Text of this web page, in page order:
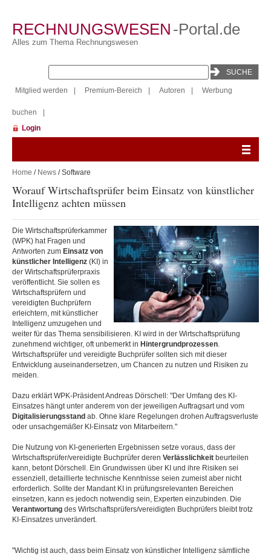
RECHNUNGSWESEN -Portal.de
Alles zum Thema Rechnungswesen
Mitglied werden Premium-Bereich Autoren Werbung
buchen
Login
Home / News / Software
Worauf Wirtschaftsprüfer beim Einsatz von künstlicher
Intelligenz achten müssen
Die Wirtschaftsprüferkammer
(WPK) hat Fragen und
Antworten zum Einsatz von
künstlicher Intelligenz (KI) in
der Wirtschaftsprüferpraxis
veröffentlicht. Sie sollen es
Wirtschaftsprüfern und
vereidigten Buchprüfern
erleichtern, mit künstlicher
Intelligenz umzugehen und
weiter für das Thema sensibilisieren. KI wird in der Wirtschaftsprüfung
zunehmend wichtiger, oft unbemerkt in Hintergrundprozessen.
Wirtschaftsprüfer und vereidigte Buchprüfer sollten sich mit dieser
Entwicklung auseinandersetzen, um Chancen zu nutzen und Risiken zu
meiden.
Dazu erklärt WPK-Präsident Andreas Dörschell: "Der Umfang des KI-
Einsatzes hängt unter anderem von der jeweiligen Auftragsart und vom
Digitalisierungsstand ab. Ohne klare Regelungen drohen Auftragsverluste
oder unsachgemäßer KI-Einsatz von Mitarbeitern."
Die Nutzung von KI-generierten Ergebnissen setze voraus, dass der
Wirtschaftsprüfer/vereidigte Buchprüfer deren Verlässlichkeit beurteilen
kann, betont Dörschell. Ein Grundwissen über KI und ihre Risiken sei
essenziell, detaillierte technische Kenntnisse seien zumeist aber nicht
erforderlich. Sollte der Mandant KI in prüfungsrelevanten Bereichen
einsetzen, kann es jedoch notwendig sein, Experten einzubinden. Die
Verantwortung des Wirtschaftsprüfers/vereidigten Buchprüfers bleibt trotz
KI-Einsatzes unverändert.
"Wichtig ist auch, dass beim Einsatz von künstlicher Intelligenz sämtliche